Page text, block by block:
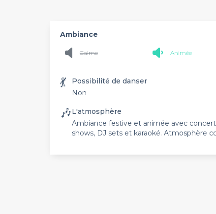
Ambiance
Calme Animée
💃
Possibilité de danser
Non
🎶L'atmosphère
Ambiance festive et animée avec
shows, DJ sets et karaoké. Atmosphère